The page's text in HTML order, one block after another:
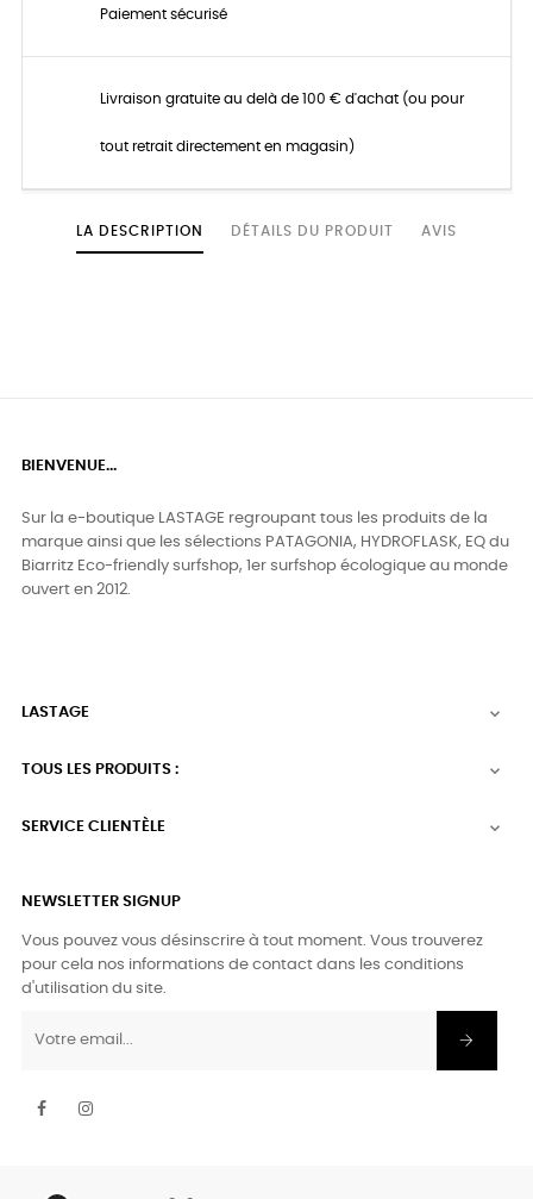
Paiement sécurisé
Livraison gratuite au delà de 100 € d'achat (ou pour
tout retrait directement en magasin)
LA DESCRIPTION DÉTAILS DU PRODUIT AVIS
BIENVENUE...
Sur la e-boutique LASTAGE regroupant tous les produits de la
marque ainsi que les sélections PATAGONIA, HYDROFLASK, EQ du
Biarritz Eco-friendly surfshop, 1er surfshop écologique au monde
ouvert en 2012.
LASTAGE 
TOUS LES PRODUITS : 
SERVICE CLIENTÈLE 
NEWSLETTER SIGNUP
Vous pouvez vous désinscrire à tout moment. Vous trouverez
pour cela nos informations de contact dans les conditions
d'utilisation du site.
Facebook